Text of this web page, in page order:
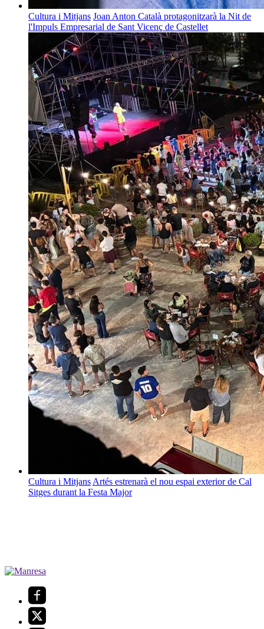
Cultura i Mitjans Joan Anton Català protagonitzarà la Nit de
l'Impuls Empresarial de Sant Vicenç de Castellet
Cultura i Mitjans Artés estrenarà el nou espai exterior de Cal
Sitges durant la Festa Major